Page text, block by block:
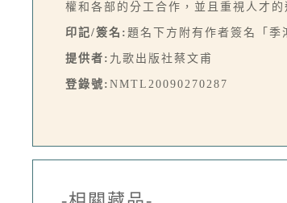
權和各部的分工合作，並且重視人才
印記/簽名: 題名下方附有作者簽名「季
提供者: 九歌出版社蔡文甫
登錄號: NMTL20090270287